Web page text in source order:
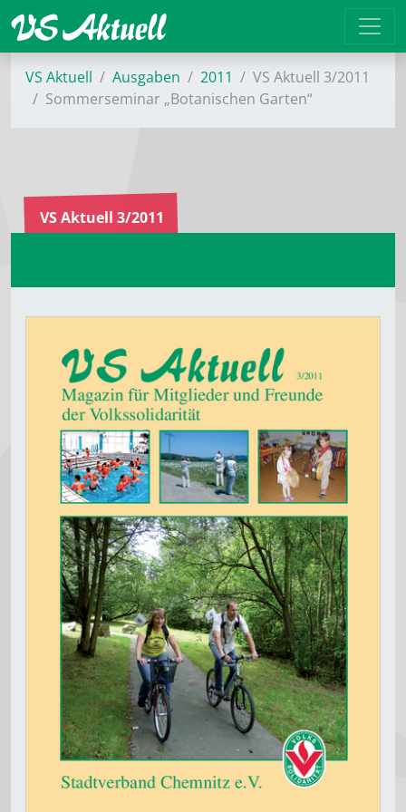
VS Aktuell Ausgaben 2011
VS Aktuell 3/2011
Sommerseminar „Botanischen Garten“
VS Aktuell 3/2011